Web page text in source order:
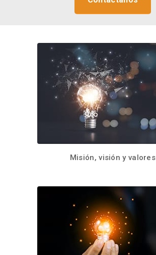
Misión, visión y valores